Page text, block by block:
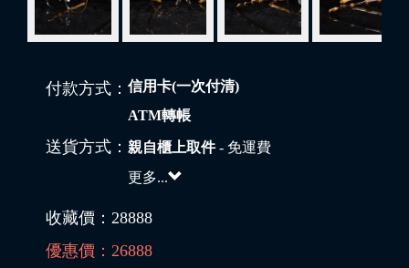
付款方式： 信用卡(一次付清)
ATM轉帳
送貨方式： 親自櫃上取件- 免運費
更多...
收藏價： 28888
優惠價： 26888